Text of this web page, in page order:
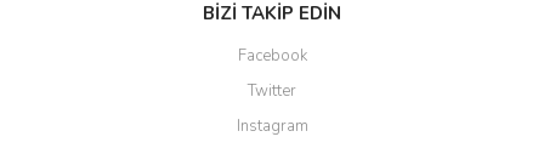
BİZİ TAKİP EDİN
Facebook
Twitter
Instagram